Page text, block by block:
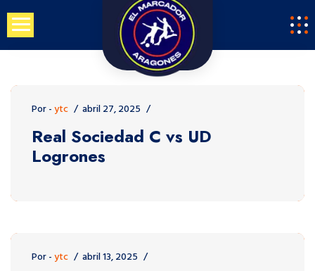
Saltar
contenido
Por -ytc abril 27, 2025
Real Sociedad C vs UD
Logrones
Por -ytc abril 13, 2025